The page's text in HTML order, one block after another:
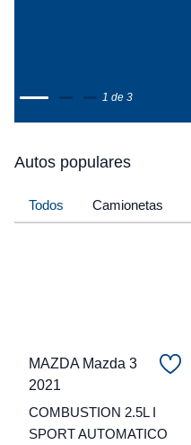
1 de 3
Autos populares
Todos Camionetas
MAZDA Mazda 3
2021
COMBUSTION 2.5L I
SPORT AUTOMATICO